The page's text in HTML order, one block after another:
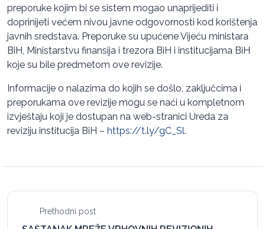
preporuke kojim bi se sistem mogao unaprijediti i
doprinijeti većem nivou javne odgovornosti kod korištenja
javnih sredstava. Preporuke su upućene Vijeću ministara
BiH, Ministarstvu finansija i trezora BiH i institucijama BiH
koje su bile predmetom ove revizije.
Informacije o nalazima do kojih se došlo, zaključcima i
preporukama ove revizije mogu se naći u kompletnom
izvještaju koji je dostupan na web-stranici Ureda za
reviziju institucija BiH – https://t.ly/gC_Sl.
Prethodni post